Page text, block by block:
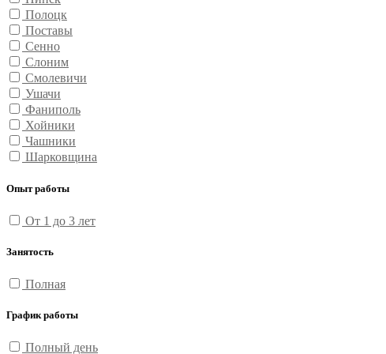
Полоцк
Поставы
Сенно
Слоним
Смолевичи
Ушачи
Фаниполь
Хойники
Чашники
Шарковщина
Опыт работы
От 1 до 3 лет
Занятость
Полная
График работы
Полный день